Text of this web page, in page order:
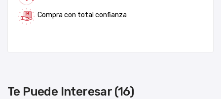
Compra con total confianza
Te Puede Interesar (16)